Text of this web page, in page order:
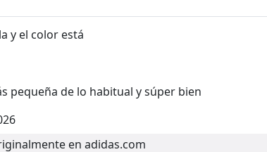
y el color está
pequeña de lo habitual y súper bien
en adidas.com